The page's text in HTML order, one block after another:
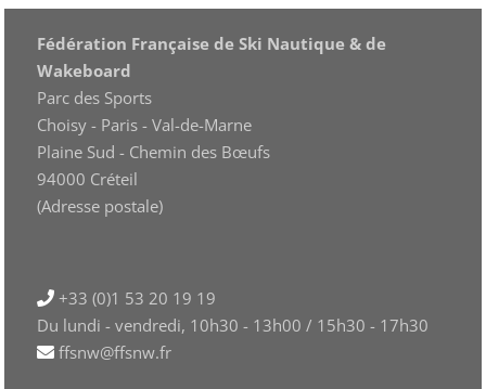
Fédération Française de Ski Nautique & de
Wakeboard
Parc des Sports
Choisy - Paris - Val-de-Marne
Plaine Sud - Chemin des Bœufs
94000 Créteil
(Adresse postale)
+33 (0)1 53 20 19 19
Du lundi - vendredi, 10h30 - 13h00 / 15h30 - 17h30
ffsnw@ffsnw.fr